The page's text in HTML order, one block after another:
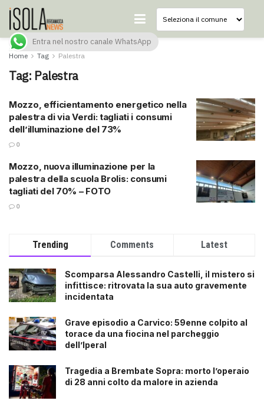
Home Tag Palestra
Tag: Palestra
Mozzo, efficientamento energetico nella
palestra di via Verdi: tagliati i consumi
dell’illuminazione del 73%
0
Mozzo, nuova illuminazione per la
palestra della scuola Brolis: consumi
tagliati del 70% – FOTO
0
Trending Comments Latest
Scomparsa Alessandro Castelli, il mistero si
infittisce: ritrovata la sua auto gravemente
incidentata
Grave episodio a Carvico: 59enne colpito al
torace da una fiocina nel parcheggio
dell’Iperal
Tragedia a Brembate Sopra: morto l’operaio
di 28 anni colto da malore in azienda
Entra nel nostro canale WhatsApp